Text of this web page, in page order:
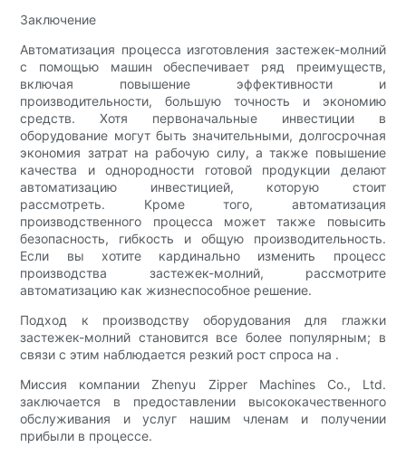
Заключение
Автоматизация процесса изготовления застежек-молний
с помощью машин обеспечивает ряд преимуществ,
включая повышение эффективности и
производительности, большую точность и экономию
средств. Хотя первоначальные инвестиции в
оборудование могут быть значительными, долгосрочная
экономия затрат на рабочую силу, а также повышение
качества и однородности готовой продукции делают
автоматизацию инвестицией, которую стоит
рассмотреть. Кроме того, автоматизация
производственного процесса может также повысить
безопасность, гибкость и общую производительность.
Если вы хотите кардинально изменить процесс
производства застежек-молний, рассмотрите
автоматизацию как жизнеспособное решение.
Подход к производству оборудования для глажки
застежек-молний становится все более популярным; в
связи с этим наблюдается резкий рост спроса на .
Миссия компании Zhenyu Zipper Machines Co., Ltd.
заключается в предоставлении высококачественного
обслуживания и услуг нашим членам и получении
прибыли в процессе.